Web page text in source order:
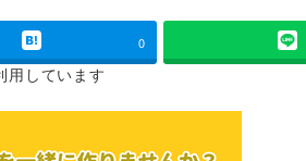
0
用しています